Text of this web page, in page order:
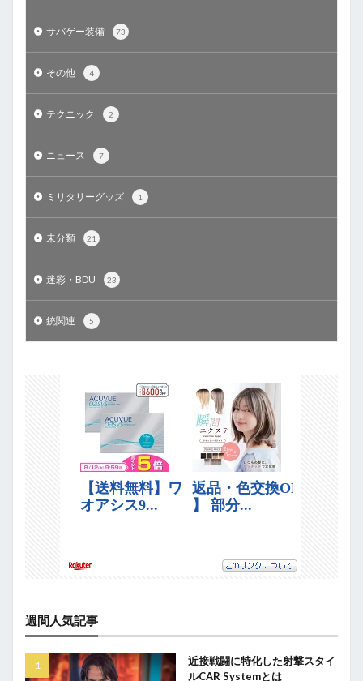
サバゲー装備 73
その他 4
テクニック 2
ニュース 7
ミリタリーグッズ 1
未分類 21
迷彩・BDU 23
銃関連 5
週間人気記事
近接戦闘に特化した射撃スタイ
ルCAR Systemとは